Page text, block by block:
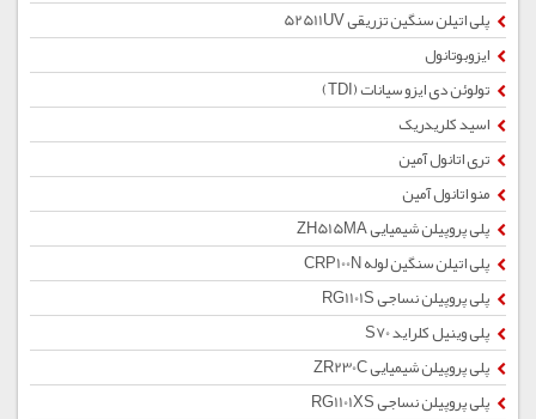
پلی اتیلن سنگین تزریقی 52511UV
ایزوبوتانول
تولوئن دی ایزو سیانات (TDI)
اسید کلریدریک
تری اتانول آمین
منو اتانول آمین
پلی پروپیلن شیمیایی ZH515MA
پلی اتیلن سنگین لوله CRP100N
پلی پروپیلن نساجی RG1101S
پلی وینیل کلراید S70
پلی پروپیلن شیمیایی ZR230C
پلی پروپیلن نساجی RG1101XS